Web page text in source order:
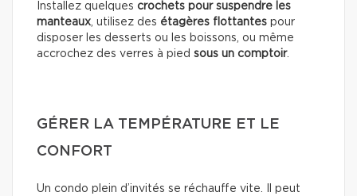
Installez quelques crochets pour suspendre les
manteaux, utilisez des étagères flottantes pour
disposer les desserts ou les boissons, ou même
accrochez des verres à pied sous un comptoir.
GÉRER LA TEMPÉRATURE ET LE
CONFORT
Un condo plein d’invités se réchauffe vite. Il peut